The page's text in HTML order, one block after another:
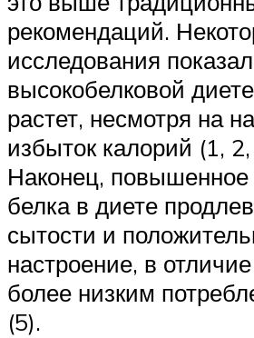
рекомендаций.
исследования
высокобелковой
растет, несмотря на
избыток калорий (1,
Наконец,
белка в диете
сытости и
настроение, в
более низким
(5).